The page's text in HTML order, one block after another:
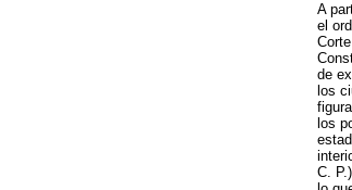
A
el
de
los
los
C.